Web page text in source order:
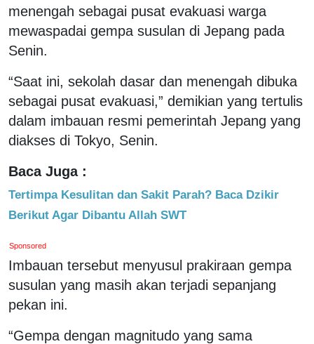
menengah sebagai pusat evakuasi warga
mewaspadai gempa susulan di Jepang pada
Senin.
“Saat ini, sekolah dasar dan menengah dibuka
sebagai pusat evakuasi,” demikian yang tertulis
dalam imbauan resmi pemerintah Jepang yang
diakses di Tokyo, Senin.
Baca Juga :
Tertimpa Kesulitan dan Sakit Parah? Baca Dzikir
Berikut Agar Dibantu Allah SWT
Sponsored
Imbauan tersebut menyusul prakiraan gempa
susulan yang masih akan terjadi sepanjang
pekan ini.
“Gempa dengan magnitudo yang sama